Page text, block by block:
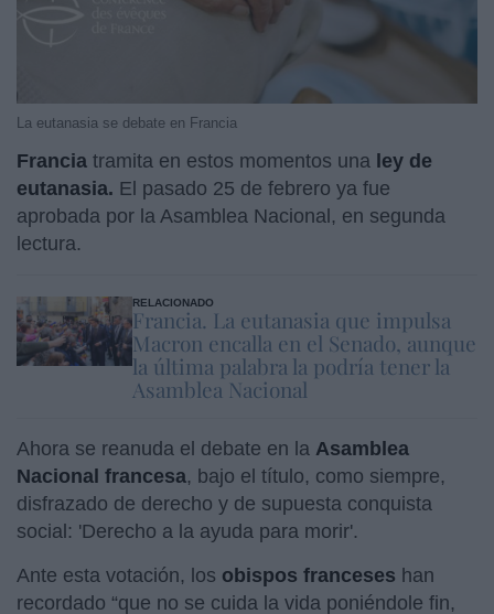
La eutanasia se debate en Francia
Francia tramita en estos momentos una ley de
eutanasia. El pasado 25 de febrero ya fue
aprobada por la Asamblea Nacional, en segunda
lectura.
RELACIONADO
Francia. La eutanasia que impulsa
Macron encalla en el Senado, aunque
la última palabra la podría tener la
Asamblea Nacional
Ahora se reanuda el debate en la Asamblea
Nacional francesa, bajo el título, como siempre,
disfrazado de derecho y de supuesta conquista
social: 'Derecho a la ayuda para morir'.
Ante esta votación, los obispos franceses han
recordado “que no se cuida la vida poniéndole fin,